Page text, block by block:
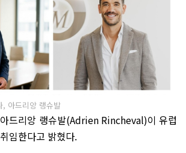
아드리앙 랭슈발
드리앙 랭슈발(Adrien Rincheval)이 유럽
임한다고 밝혔다.